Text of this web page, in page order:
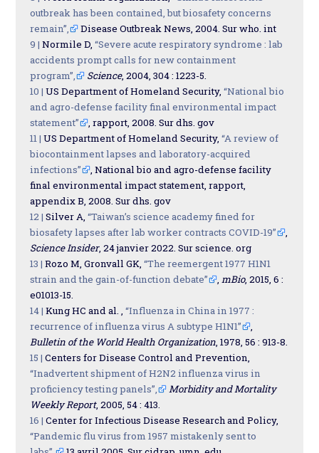
outbreak has been contained, but biosafety concerns
remain”,
Disease Outbreak News, 2004. Sur who. int
9 | Normile D,“Severe acute respiratory syndrome : lab
accidents prompt calls for new containment
program”,
Science, 2004, 304 : 1223-5.
10 | US Department of Homeland Security,“National bio
and agro-defense facility final environmental impact
statement”
, rapport, 2008. Sur dhs. gov
11 | US Department of Homeland Security,“A review of
biocontainment lapses and laboratory-acquired
infections”
, National bio and agro-defense facility
final environmental impact statement, rapport,
appendix B, 2008. Sur dhs. gov
12 | Silver A,“Taiwan’s science academy fined for
biosafety lapses after lab worker contracts COVID-19”
,
Science Insider, 24 janvier 2022. Sur science. org
13 | Rozo M, Gronvall GK,“The reemergent 1977 H1N1
strain and the gain-of-function debate”
,mBio, 2015, 6 :
e01013-15.
14 | Kung HC and al. ,“Influenza in China in 1977 :
recurrence of influenza virus A subtype H1N1”
,
Bulletin of the World Health Organization, 1978, 56 : 913-8.
15 | Centers for Disease Control and Prevention,
“Inadvertent shipment of H2N2 influenza virus in
proficiency testing panels”,
Morbidity and Mortality
Weekly Report, 2005, 54 : 413.
16 | Center for Infectious Disease Research and Policy,
“Pandemic flu virus from 1957 mistakenly sent to